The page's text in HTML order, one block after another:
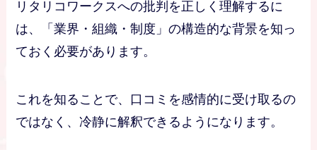
リタリコワークスへの批判を正しく理解するに
は、「業界・組織・制度」の構造的な背景を知っ
ておく必要があります。
これを知ることで、口コミを感情的に受け取るの
ではなく、冷静に解釈できるようになります。